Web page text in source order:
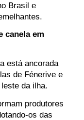
Brasil e
canela em
está ancorada
de Fénerive e
da ilha.
produtores
os das